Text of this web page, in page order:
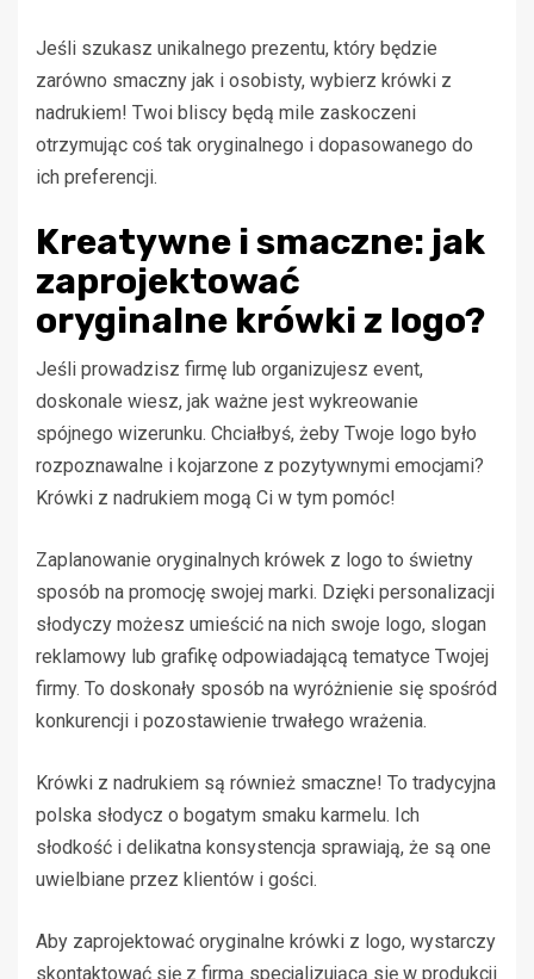
Jeśli szukasz unikalnego prezentu, który będzie
zarówno smaczny jak i osobisty, wybierz krówki z
nadrukiem! Twoi bliscy będą mile zaskoczeni
otrzymując coś tak oryginalnego i dopasowanego do
ich preferencji.
Kreatywne i smaczne: jak
zaprojektować
oryginalne krówki z logo?
Jeśli prowadzisz firmę lub organizujesz event,
doskonale wiesz, jak ważne jest wykreowanie
spójnego wizerunku. Chciałbyś, żeby Twoje logo było
rozpoznawalne i kojarzone z pozytywnymi emocjami?
Krówki z nadrukiem mogą Ci w tym pomóc!
Zaplanowanie oryginalnych krówek z logo to świetny
sposób na promocję swojej marki. Dzięki personalizacji
słodyczy możesz umieścić na nich swoje logo, slogan
reklamowy lub grafikę odpowiadającą tematyce Twojej
firmy. To doskonały sposób na wyróżnienie się spośród
konkurencji i pozostawienie trwałego wrażenia.
Krówki z nadrukiem są również smaczne! To tradycyjna
polska słodycz o bogatym smaku karmelu. Ich
słodkość i delikatna konsystencja sprawiają, że są one
uwielbiane przez klientów i gości.
Aby zaprojektować oryginalne krówki z logo, wystarczy
skontaktować się z firmą specjalizującą się w produkcji